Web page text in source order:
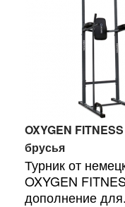
OXYGEN
брусья
Турник от
OXYGEN
дополнение